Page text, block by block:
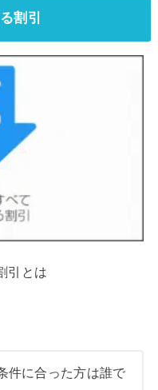
割引
引とは
件に合った方は誰で